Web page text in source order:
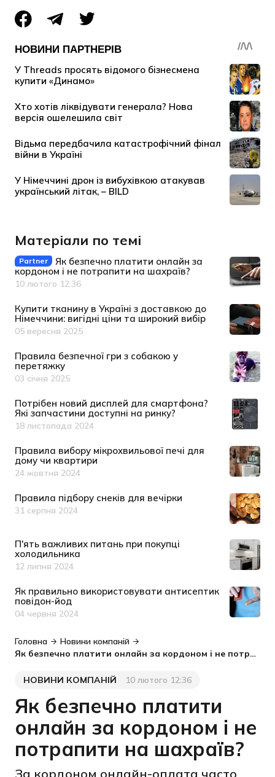
Матеріали по темі
Partner
Як безпечно платити онлайн за
кордоном і не потрапити на шахраїв?
Дата публікації
10 лютого 12:36
Купити тканину в Україні з доставкою до
Німеччини: вигідні ціни та широкий вибір
Дата публікації
05 вересня 2025
Правила безпечної гри з собакою у
перетяжку
Дата публікації
03 січня 2025
Потрібен новий дисплей для смартфона?
Які запчастини доступні на ринку?
Дата публікації
18 листопада 2024
Правила вибору мікрохвильової печі для
дому чи квартири
Дата публікації
24 жовтня 2024
Правила підбору снеків для вечірки
Дата публікації
31 серпня 2024
П'ять важливих питань при покупці
холодильника
Дата публікації
12 липня 2024
Як правильно використовувати антисептик
повідон-йод
Дата публікації
04 червня 2024
Головна
Новини компаній
Як безпечно платити онлайн за кордоном і не потрапити на шахраїв?
Категорія
НОВИНИ КОМПАНІЙ
Дата публікації 10 лютого 12:36
Як безпечно платити
онлайн за кордоном і не
потрапити на шахраїв?
За кордоном онлайн-оплата часто